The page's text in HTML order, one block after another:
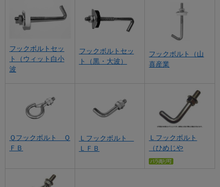
フックボルトセッ
ト（ウィット白小
波
フックボルトセッ
ト（黒・大波）
フックボルト（山
喜産業
Ｑフックボルト Ｑ
ＦＢ
Ｌフックボルト
ＬＦＢ
Ｌフックボルト
（ひめじや